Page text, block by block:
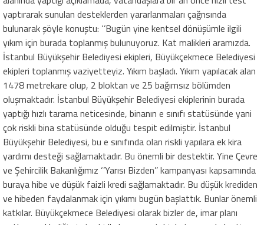
yaptırarak sunulan desteklerden yararlanmaları çağrısında
bulunarak şöyle konuştu: ‘’Bugün yine kentsel dönüşümle ilgili
yıkım için burada toplanmış bulunuyoruz. Kat malikleri aramızda.
İstanbul Büyükşehir Belediyesi ekipleri, Büyükçekmece Belediyesi
ekipleri toplanmış vaziyetteyiz. Yıkım başladı. Yıkım yapılacak alan
1478 metrekare olup, 2 bloktan ve 25 bağımsız bölümden
oluşmaktadır. İstanbul Büyükşehir Belediyesi ekiplerinin burada
yaptığı hızlı tarama neticesinde, binanın e sınıfı statüsünde yani
çok riskli bina statüsünde olduğu tespit edilmiştir. İstanbul
Büyükşehir Belediyesi, bu e sınıfında olan riskli yapılara ek kira
yardımı desteği sağlamaktadır. Bu önemli bir destektir. Yine Çevre
ve Şehircilik Bakanlığımız ‘’Yarısı Bizden’’ kampanyası kapsamında
buraya hibe ve düşük faizli kredi sağlamaktadır. Bu düşük krediden
ve hibeden faydalanmak için yıkımı bugün başlattık. Bunlar önemli
katkılar. Büyükçekmece Belediyesi olarak bizler de, imar planı